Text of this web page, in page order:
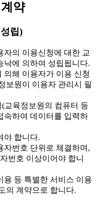
약
립)
의 이용신청에 대한 교
낙에 의하여 성립됩니다.
해 이용자가 이용 신청
보원이 이용자 관리시 필
교육정보원의 컴퓨터 등
속하여 데이터를 입력하
야 합니다.
번호 단위로 체결하며,
번호 이상이어야 합니
등 특별한 서비스 이용
의 계약으로 합니다.